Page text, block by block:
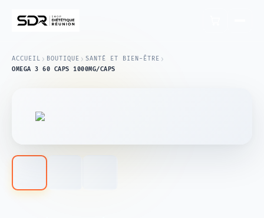
ACCUEIL › BOUTIQUE › SANTÉ ET BIEN-ÊTRE ›
OMEGA 3 60 CAPS 1000MG/CAPS